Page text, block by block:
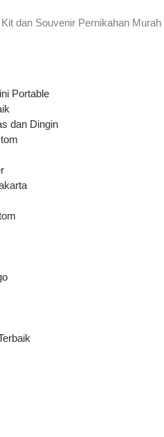
dan Souvenir Pernikahan Murah
Portable
dan Dingin